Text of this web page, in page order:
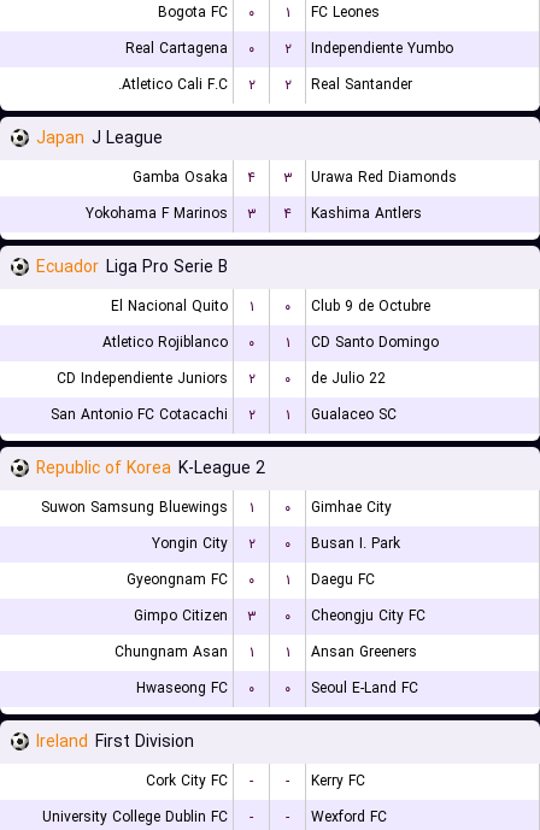
Bogota FC ۰ ۱
FC Leones
Real Cartagena
۰ ۲
Independiente Yumbo
Atletico Cali F.C.
۲ ۲ Real Santander
Japan J League
Gamba Osaka ۴ ۳
Urawa Red Diamonds
Yokohama F Marinos
۳ ۴ Kashima Antlers
Ecuador Liga Pro Serie B
El Nacional Quito ۱ ۰
Club 9 de Octubre
Atletico Rojiblanco
۰ ۱
CD Santo Domingo
CD Independiente Juniors
۲ ۰
22 de Julio
San Antonio FC Cotacachi
۲ ۱ Gualaceo SC
Republic of Korea K-League 2
Suwon Samsung Bluewings ۱ ۰
Gimhae City
Yongin City
۲ ۰
Busan I. Park
Gyeongnam FC
۰ ۱
Daegu FC
Gimpo Citizen
۳ ۰
Cheongju City FC
Chungnam Asan
۱ ۱
Ansan Greeners
Hwaseong FC
۰ ۰ Seoul E-Land FC
Ireland First Division
Cork City FC - -
Kerry FC
University College Dublin FC
- -
Wexford FC